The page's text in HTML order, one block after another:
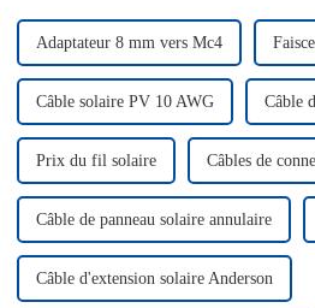
Adaptateur 8 mm vers Mc4
Câble solaire PV 10 AWG Câble
Prix ​​du fil solaire Câbles de
Câble de panneau solaire annulaire
Câble d'extension solaire Anderson